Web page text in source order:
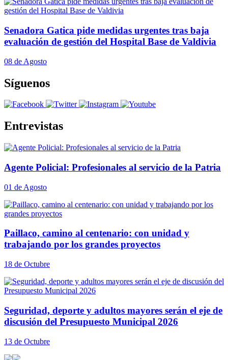
Senadora Gatica pide medidas urgentes tras baja
evaluación de gestión del Hospital Base de Valdivia
08 de Agosto
Síguenos
Entrevistas
Agente Policial: Profesionales al servicio de la Patria
01 de Agosto
Paillaco, camino al centenario: con unidad y
trabajando por los grandes proyectos
18 de Octubre
Seguridad, deporte y adultos mayores serán el eje de
discusión del Presupuesto Municipal 2026
13 de Octubre